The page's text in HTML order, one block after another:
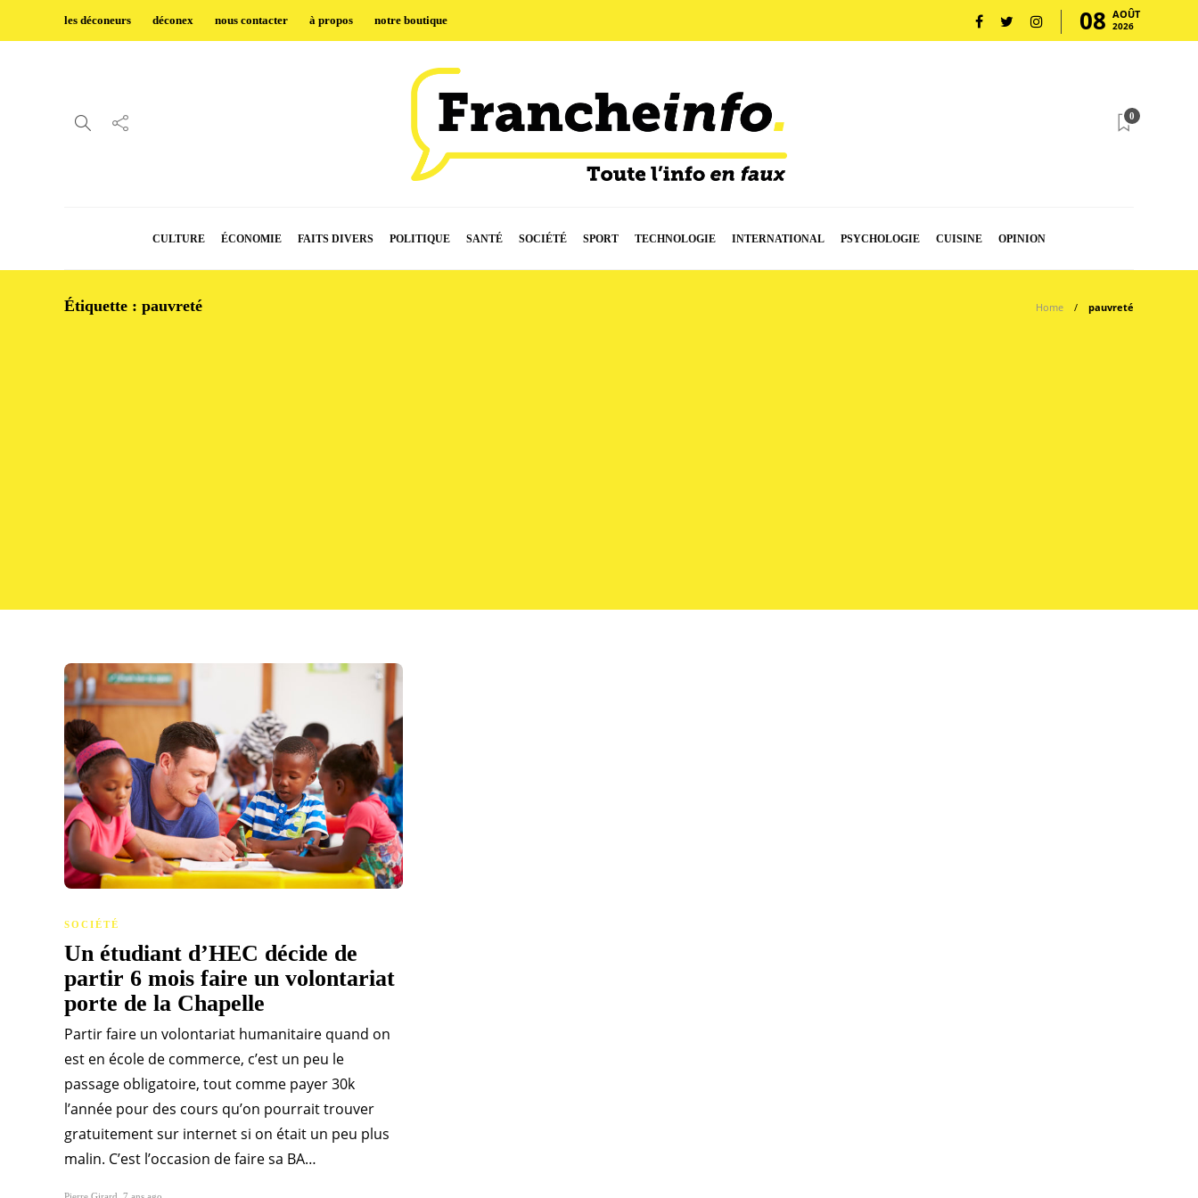
les déconeurs déconex nous contacter à propos notre boutique 08 AOÛT
2026
0
CULTURE ÉCONOMIE FAITS DIVERS POLITIQUE SANTÉ SOCIÉTÉ SPORT TECHNOLOGIE INTERNATIONAL PSYCHOLOGIE CUISINE OPINION
Étiquette : pauvreté Home pauvreté
SOCIÉTÉ
Un étudiant d’HEC décide de
partir 6 mois faire un volontariat
porte de la Chapelle
Partir faire un volontariat humanitaire quand on
est en école de commerce, c’est un peu le
passage obligatoire, tout comme payer 30k
l’année pour des cours qu’on pourrait trouver
gratuitement sur internet si on était un peu plus
malin. C’est l’occasion de faire sa BA…